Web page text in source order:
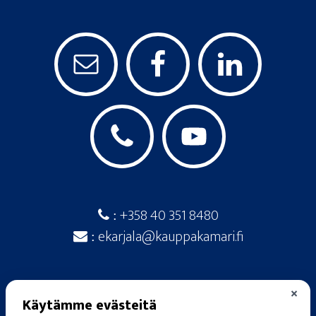
: +358 40 351 8480
: ekarjala@kauppakamari.fi
×
Käytämme evästeitä